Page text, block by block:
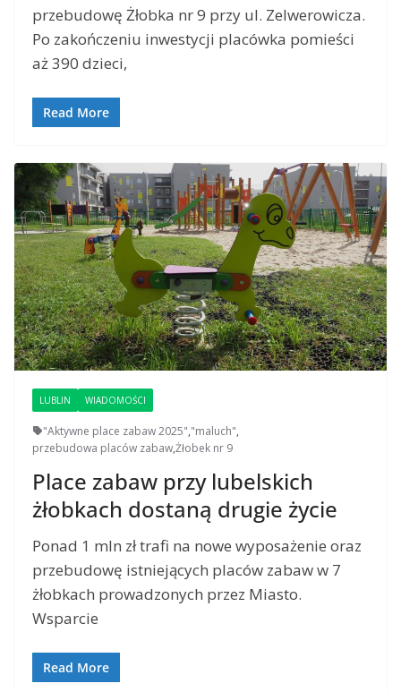
przebudowę Żłobka nr 9 przy ul. Zelwerowicza.
Po zakończeniu inwestycji placówka pomieści
aż 390 dzieci,
Read More
LUBLIN WIADOMOŚCI
"Aktywne place zabaw 2025","maluch",
przebudowa placów zabaw,Żłobek nr 9
Place zabaw przy lubelskich
żłobkach dostaną drugie życie
Ponad 1 mln zł trafi na nowe wyposażenie oraz
przebudowę istniejących placów zabaw w 7
żłobkach prowadzonych przez Miasto.
Wsparcie
Read More